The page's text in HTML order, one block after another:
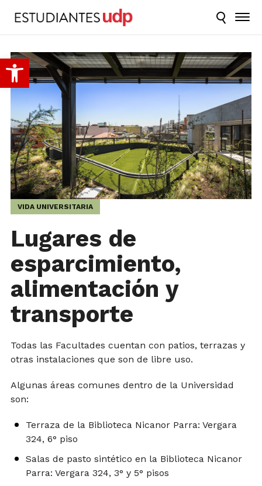
Abrir barra de herramientas
VIDA UNIVERSITARIA
Lugares de
esparcimiento,
alimentación y
transporte
Todas las Facultades cuentan con patios, terrazas y
otras instalaciones que son de libre uso.
Algunas áreas comunes dentro de la Universidad
son:
Terraza de la Biblioteca Nicanor Parra: Vergara
324, 6° piso
Salas de pasto sintético en la Biblioteca Nicanor
Parra: Vergara 324, 3° y 5° pisos